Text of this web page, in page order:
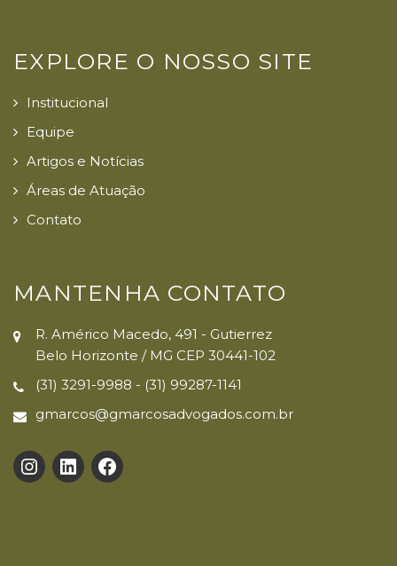
EXPLORE O NOSSO SITE
Institucional
Equipe
Artigos e Notícias
Áreas de Atuação
Contato
MANTENHA CONTATO
R. Américo Macedo, 491 - Gutierrez
Belo Horizonte / MG CEP 30441-102
(31) 3291-9988 - (31) 99287-1141
gmarcos@gmarcosadvogados.com.br